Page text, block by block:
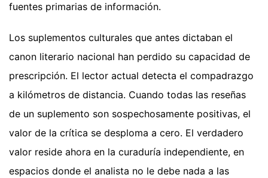
fuentes primarias de información.
Los suplementos culturales que antes dictaban el
canon literario nacional han perdido su capacidad de
prescripción. El lector actual detecta el compadrazgo
a kilómetros de distancia. Cuando todas las reseñas
de un suplemento son sospechosamente positivas, el
valor de la crítica se desploma a cero. El verdadero
valor reside ahora en la curaduría independiente, en
espacios donde el analista no le debe nada a las